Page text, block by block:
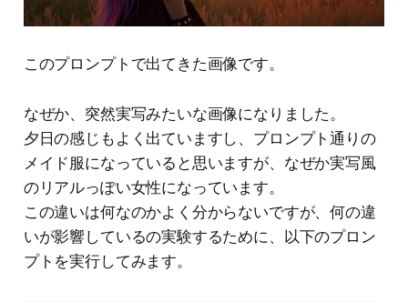
このプロンプトで出てきた画像です。
なぜか、突然実写みたいな画像になりました。
夕日の感じもよく出ていますし、プロンプト通りの
メイド服になっていると思いますが、なぜか実写風
のリアルっぽい女性になっています。
この違いは何なのかよく分からないですが、何の違
いが影響しているの実験するために、以下のプロン
プトを実行してみます。